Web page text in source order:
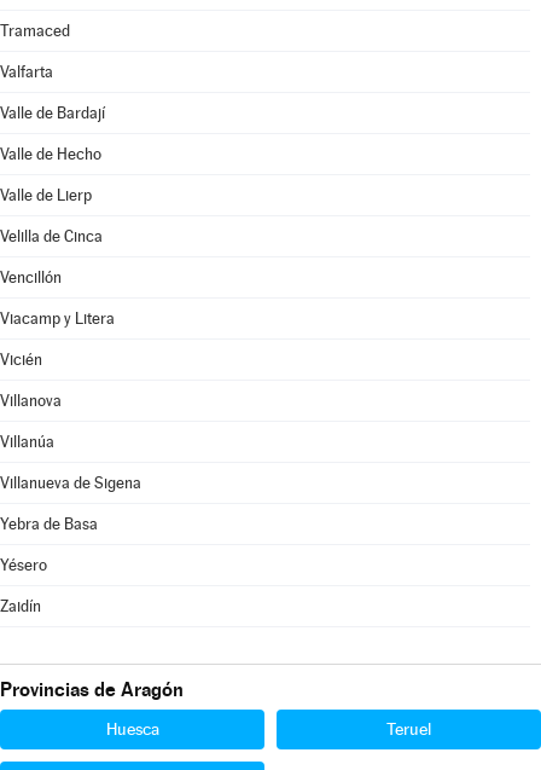
Tramaced
Valfarta
Valle de Bardají
Valle de Hecho
Valle de Lierp
Velilla de Cinca
Vencillón
Viacamp y Litera
Vicién
Villanova
Villanúa
Villanueva de Sigena
Yebra de Basa
Yésero
Zaidín
Provincias de Aragón
Huesca Teruel